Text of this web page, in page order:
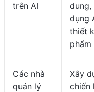
trên AI
dung,
dụng
thiết
phẩm
Các nhà
quản lý
Xây
chiến